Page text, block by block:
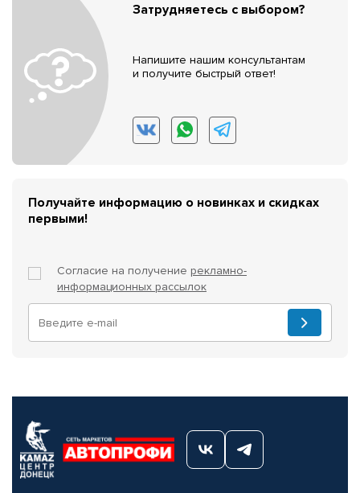
Затрудняетесь с выбором?
Напишите нашим консультантам
и получите быстрый ответ!
Получайте информацию о новинках и скидках
первыми!
Согласие на получение рекламно-
информационных рассылок